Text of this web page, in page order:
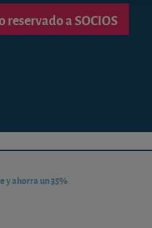
reservado a SOCIOS
y ahorra un 35%